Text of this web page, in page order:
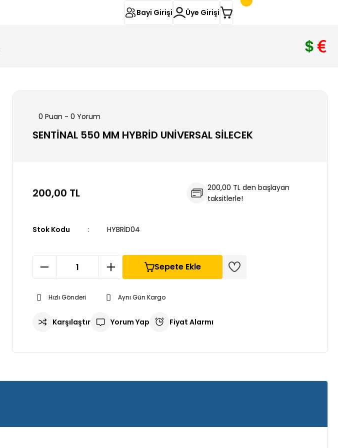
Bayi Girişi Üye Girişi
0 Puan - 0 Yorum
SENTİNAL 550 MM HYBRİD UNİVERSAL SİLECEK
200,00 TL
200,00 TL den başlayan
taksitlerle!
Stok Kodu HYBRİD04
Sepete Ekle
Hızlı Gönderi Aynı Gün Kargo
Karşılaştır Yorum Yap Fiyat Alarmı